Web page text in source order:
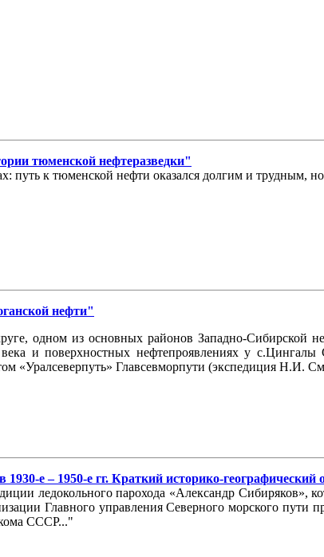
тюменской нефтеразведки"
путь к тюменской нефти оказался долгим и трудным,
нефти"
одном из основных районов Западно-Сибирской
и поверхностных нефтепроявлениях у с.Цингалы
«Уралсеверпуть» Главсевморпути (экспедиция Н.И.
е – 1950-е гг. Краткий историко-географический
ледокольного парохода «Александр Сибиряков»,
Главного управления Северного морского
СССР..."